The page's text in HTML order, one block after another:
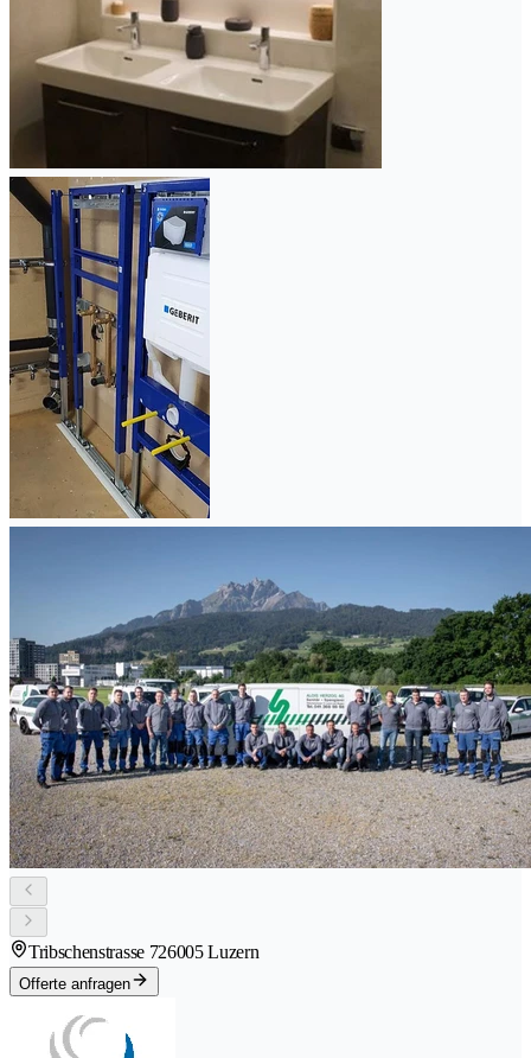
Tribschenstrasse 726005 Luzern
Offerte anfragen